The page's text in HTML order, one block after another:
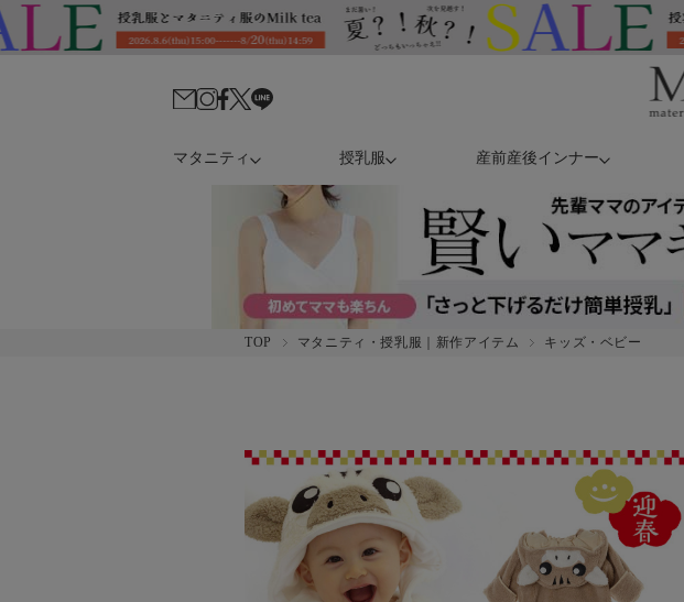
マタニティ 授乳服 産前産後インナー
TOP マタニティ・授乳服｜新作アイテム キッズ・ベビー